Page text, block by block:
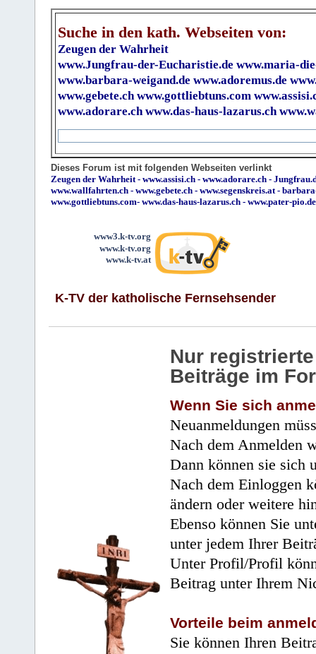
Suche in den kath. Webseiten von:
Zeugen der Wahrheit
www.Jungfrau-der-Eucharistie.de www.maria-
www.barbara-weigand.de www.adoremus.de
www.gebete.ch www.gottliebtuns.com
www.adorare.ch www.das-haus-lazarus.ch
Dieses Forum ist mit folgenden Webseiten verlinkt
Zeugen der Wahrheit- www.assisi.ch - www.adorare.ch -
www.wallfahrten.ch - www.gebete.ch - www.segenskreis.at-
www.gottliebtuns.com- www.das-haus-lazarus.ch - www.pater-pio.de
www3.k-tv.org
www.k-tv.org
www.k-tv.at
K-TV der katholische Fernsehsender
Nur
Beiträge im
Wenn Sie sich
Neuanmeldungen
Nach dem Anmelden
Dann können sie sich
Nach dem Einloggen
ändern oder weitere
Ebenso können Sie
unter jedem Ihrer
Unter Profil/Profil
Beitrag unter Ihrem
Vorteile beim
Sie können Ihren